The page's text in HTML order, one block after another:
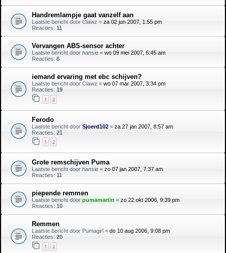
Handremlampje gaat vanzelf aan
Laatste bericht door Clawz « za 02 jun 2007, 1:55 pm
Reacties: 11
Vervangen ABS-sensor achter
Laatste bericht door hansie « wo 09 mei 2007, 6:45 am
Reacties: 6
iemand ervaring met ebc schijven?
Laatste bericht door Clawz « wo 07 mar 2007, 3:34 pm
Reacties: 19
1 2
Ferodo
Laatste bericht door Sjoerd102 « za 27 jan 2007, 8:57 am
Reacties: 21
1 2
Grote remschijven Puma
Laatste bericht door hansie « zo 07 jan 2007, 7:37 am
Reacties: 11
piepende remmen
Laatste bericht door pumamartin « zo 22 okt 2006, 9:39 pm
Reacties: 10
Remmen
Laatste bericht door Pumagirl « do 10 aug 2006, 9:08 pm
Reacties: 20
1 2